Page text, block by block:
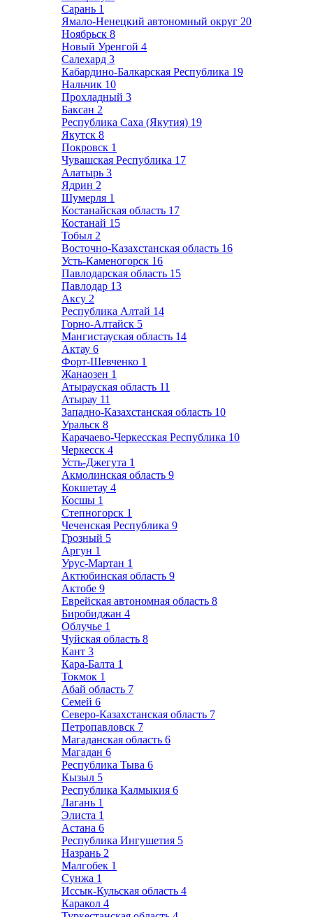
Сарань 1
Ямало-Ненецкий автономный округ 20
Ноябрьск 8
Новый Уренгой 4
Салехард 3
Кабардино-Балкарская Республика 19
Нальчик 10
Прохладный 3
Баксан 2
Республика Саха (Якутия) 19
Якутск 8
Покровск 1
Чувашская Республика 17
Алатырь 3
Ядрин 2
Шумерля 1
Костанайская область 17
Костанай 15
Тобыл 2
Восточно-Казахстанская область 16
Усть-Каменогорск 16
Павлодарская область 15
Павлодар 13
Аксу 2
Республика Алтай 14
Горно-Алтайск 5
Мангистауская область 14
Актау 6
Форт-Шевченко 1
Жанаозен 1
Атырауская область 11
Атырау 11
Западно-Казахстанская область 10
Уральск 8
Карачаево-Черкесская Республика 10
Черкесск 4
Усть-Джегута 1
Акмолинская область 9
Кокшетау 4
Косшы 1
Степногорск 1
Чеченская Республика 9
Грозный 5
Аргун 1
Урус-Мартан 1
Актюбинская область 9
Актобе 9
Еврейская автономная область 8
Биробиджан 4
Облучье 1
Чуйская область 8
Кант 3
Кара-Балта 1
Токмок 1
Абай область 7
Семей 6
Северо-Казахстанская область 7
Петропавловск 7
Магаданская область 6
Магадан 6
Республика Тыва 6
Кызыл 5
Республика Калмыкия 6
Лагань 1
Элиста 1
Астана 6
Республика Ингушетия 5
Назрань 2
Малгобек 1
Сунжа 1
Иссык-Кульская область 4
Каракол 4